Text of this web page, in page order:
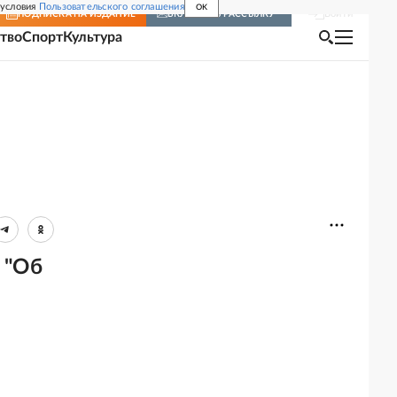
Пользовательского соглашения OK
ПОДПИСКА НА ИЗДАНИЕ ВКЛЮЧИТЬ РАССЫЛКУ
СпортКультура
"Об